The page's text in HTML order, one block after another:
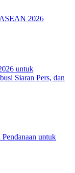
2026
untuk
Siaran Pers, dan
untuk